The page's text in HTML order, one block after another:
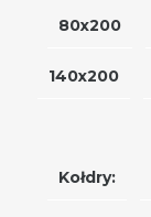
80x200
140x200
Kołdry: